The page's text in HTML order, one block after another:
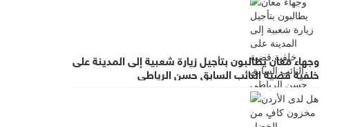
وجهاء معان يطالبون بتأجيل زيارة شعبية إلى المدينة على
خلفية قضية النائب السابق حسن الرياطي